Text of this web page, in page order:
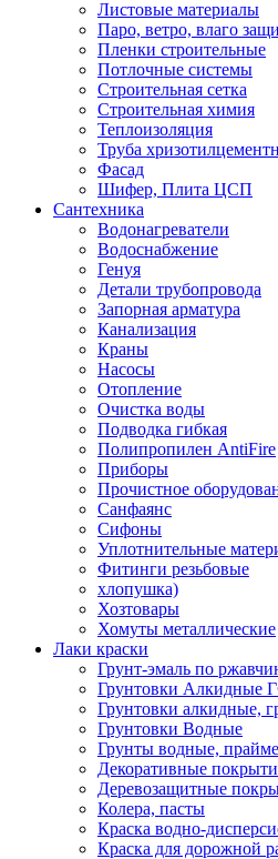
Листовые материалы
Паро, ветро, влаго
Пленки строительные
Потлочные системы
Строительная сетка
Строительная химия
Теплоизоляция
Труба
Фасад
Шифер, Плита ЦСП
Сантехника
Водонагреватели
Водоснабжение
Генуя
Детали трубопровода
Запорная арматура
Канализация
Краны
Насосы
Отопление
Очистка воды
Подводка гибкая
Полипропилен AntiFire
Приборы
Прочистное
Санфаянс
Сифоны
Уплотнительные
Фитинги резьбовые
хлопушка)
Хозтовары
Хомуты металлические
Лаки краски
Грунт-эмаль по
Грунтовки Алкидные
Грунтовки алкидные,
Грунтовки Водные
Грунты водные,
Декоративные
Деревозащитные
Колера, пасты
Краска водно-
Краска для дорожной